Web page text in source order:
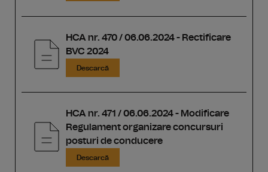
HCA nr. 470 / 06.06.2024 - Rectificare
BVC 2024
Descarcă
HCA nr. 471 / 06.06.2024 - Modificare
Regulament organizare concursuri
posturi de conducere
Descarcă